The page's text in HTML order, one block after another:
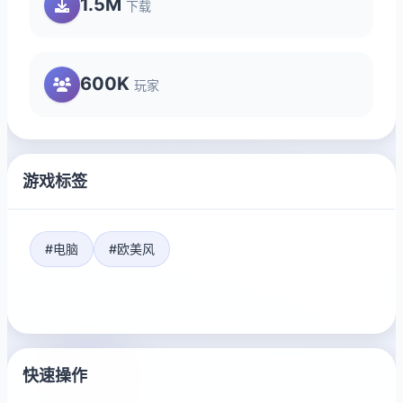
1.5M 下载
600K 玩家
游戏标签
#电脑 #欧美风
快速操作